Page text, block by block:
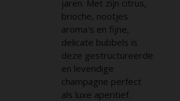
jaren. Met zijn citrus,
brioche, nootjes
aroma's en fijne,
delicate bubbels is
deze gestructureerde
en levendige
champagne perfect
als luxe aperitief.